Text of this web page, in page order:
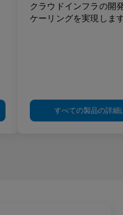
クラウドインフラの開
ケーリングを実
すべての製品の詳細